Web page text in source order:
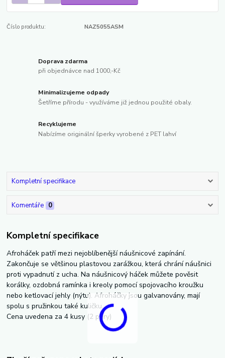
Číslo produktu: NAZ5055ASM
Doprava zdarma
při objednávce nad 1000,-Kč
Minimalizujeme odpady
Šetříme přírodu - využíváme již jednou použité obaly.
Recyklujeme
Nabízíme originální šperky vyrobené z PET lahví
Kompletní specifikace
Komentáře 0
Kompletní specifikace
Afroháček patří mezi nejoblíbenější náušnicové zapínání.
Zakončuje se většinou plastovou zarážkou, která chrání náušnici
proti vypadnutí z ucha. Na náušnicový háček můžete pověsit
korálky, ozdobná ramínka i kreoly pomocí spojovacího kroužku
nebo ketlovací jehly (nýtu). Afroháčky jsou galvanovány, mají
spolu s pružinkou také kuličku.
Cena uvedena za 4 kusy (2 páry)